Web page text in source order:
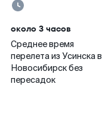
около 3 часов
Среднее время
перелета из Усинска в
Новосибирск без
пересадок